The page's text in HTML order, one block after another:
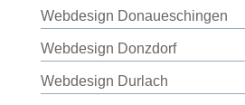
Webdesign Donaueschingen
Webdesign Donzdorf
Webdesign Durlach